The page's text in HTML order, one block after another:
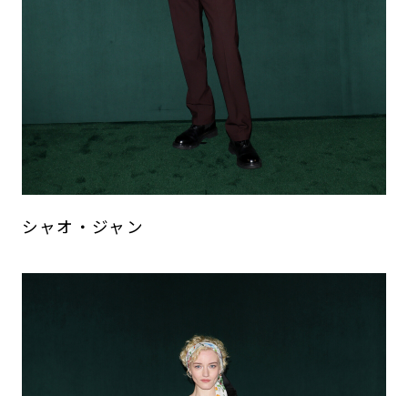
シャオ・ジャン